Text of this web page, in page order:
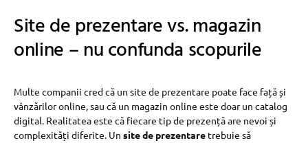
Site de prezentare vs. magazin
online – nu confunda scopurile
Multe companii cred că un site de prezentare poate face față și
vânzărilor online, sau că un magazin online este doar un catalog
digital. Realitatea este că fiecare tip de prezență are nevoi și
complexități diferite. Un site de prezentare trebuie să